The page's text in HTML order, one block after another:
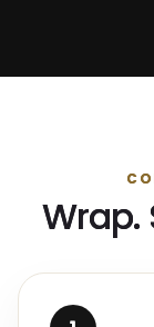
Wrap.